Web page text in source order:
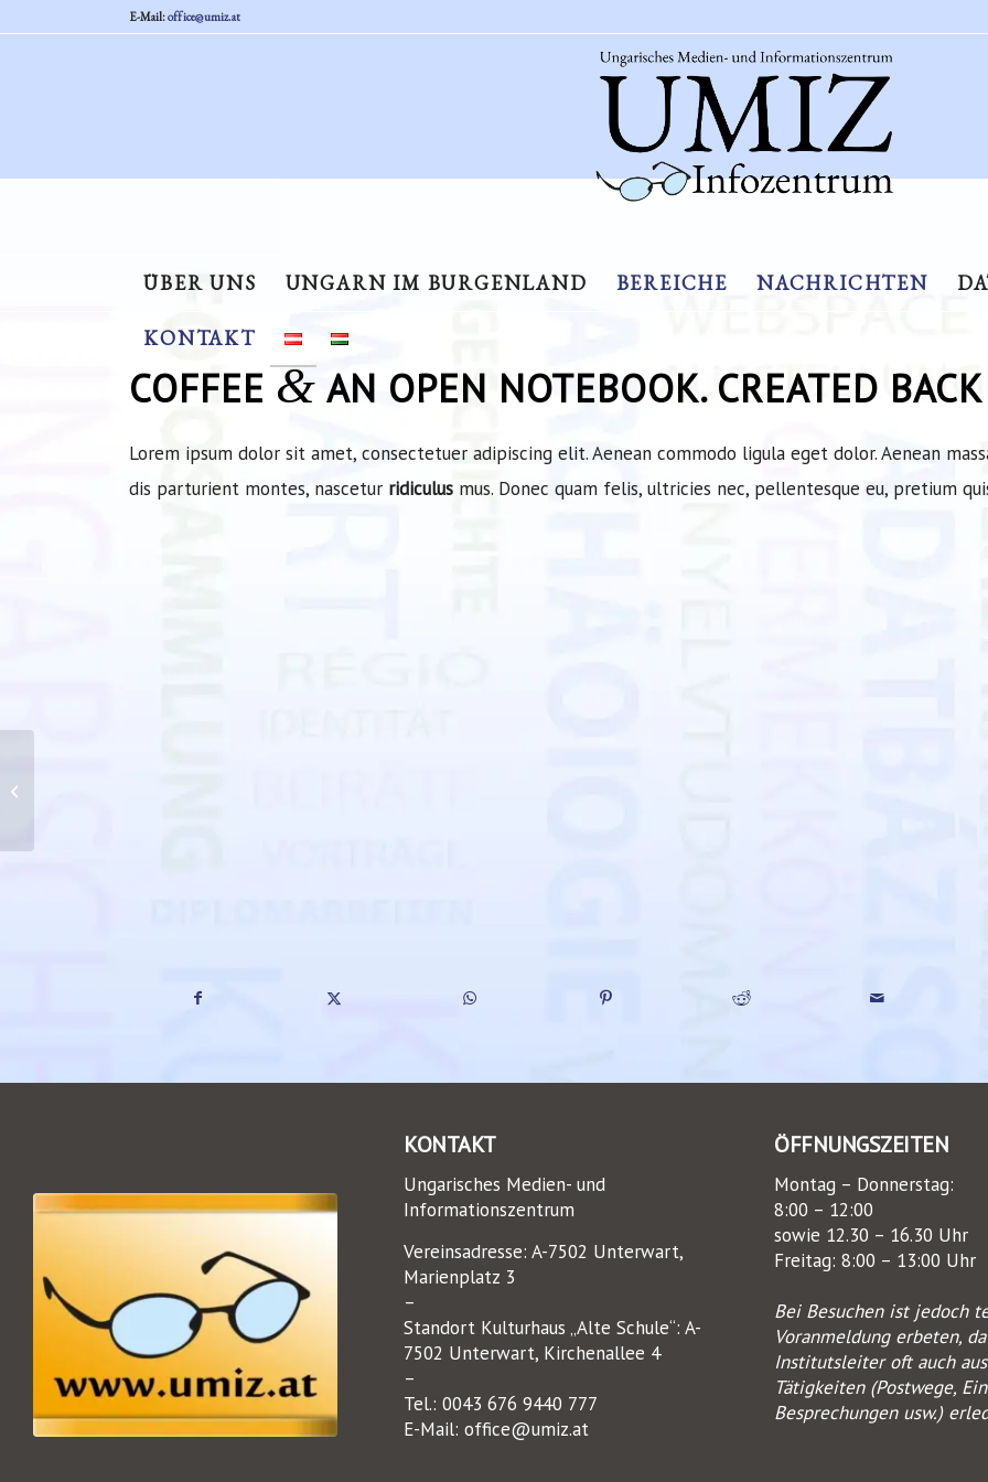
E-Mail:office@umiz.at
ÜBER UNS UNGARN IM BURGENLAND BEREICHE NACHRICHTEN
KONTAKT
COFFEE &AN OPEN NOTEBOOK. CREATED
Lorem ipsum dolor sit amet, consectetuer adipiscing elit. Aenean commodo ligula eget dolor. Aenean
dis parturient montes, nascetur ridiculus mus. Donec quam felis, ultricies nec, pellentesque eu, pretium
KONTAKT
Ungarisches Medien- und
Informationszentrum
Vereinsadresse: A-7502 Unterwart,
Marienplatz 3
–
Standort Kulturhaus „Alte Schule“: A-
7502 Unterwart, Kirchenallee 4
–
Tel.: 0043 676 9440 777
E-Mail: office@umiz.at
ÖFFNUNGSZEITEN
Montag – Donnerstag:
8:00 – 12:00
sowie 12.30 – 16.30 Uhr
Freitag: 8:00 – 13:00 Uhr
Bei Besuchen ist jedoch
Voranmeldung erbeten,
Institutsleiter oft auch
Tätigkeiten (Postwege,
Besprechungen usw.)